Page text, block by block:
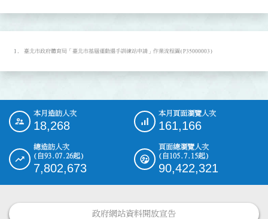
臺北市政府體育局「臺北市基層運動選手訓練站申請」作業流程圖(P35000003)
::: 本月造訪人次
18,268
本月頁面瀏覽人次
161,166
總造訪人次
(自93.07.26起)
7,802,673
頁面總瀏覽人次
(自105.7.15起)
90,422,321
政府網站資料開放宣告